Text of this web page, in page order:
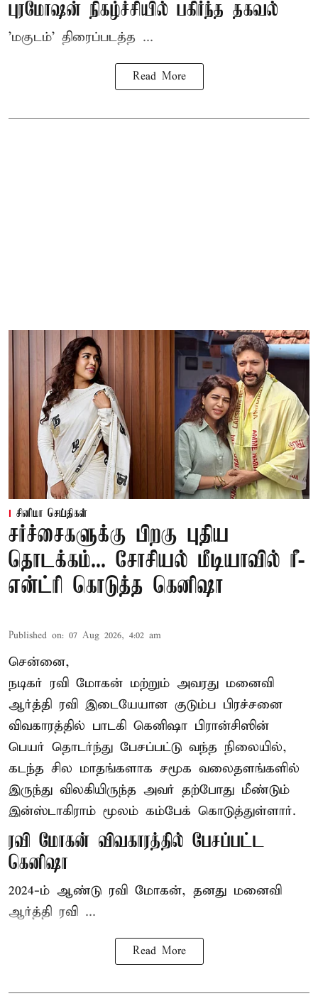
புரமோஷன் நிகழ்ச்சியில் பகிர்ந்த தகவல்
'மகுடம்' திரைப்படத்த ...
Read More
சினிமா செய்திகள்
சர்ச்சைகளுக்கு பிறகு புதிய
தொடக்கம்... சோசியல் மீடியாவில் ரீ-
என்ட்ரி கொடுத்த கெனிஷா
Published on: 07 Aug 2026, 4:02 am
சென்னை,
நடிகர் ரவி மோகன் மற்றும் அவரது மனைவி
ஆர்த்தி ரவி இடையேயான குடும்ப பிரச்சனை
விவகாரத்தில் பாடகி கெனிஷா பிரான்சிஸின்
பெயர் தொடர்ந்து பேசப்பட்டு வந்த நிலையில்,
கடந்த சில மாதங்களாக சமூக வலைதளங்களில்
இருந்து விலகியிருந்த அவர் தற்போது மீண்டும்
இன்ஸ்டாகிராம் மூலம் கம்பேக் கொடுத்துள்ளார்.
ரவி மோகன் விவகாரத்தில் பேசப்பட்ட
கெனிஷா
2024-ம் ஆண்டு ரவி மோகன், தனது மனைவி
ஆர்த்தி ரவி ...
Read More